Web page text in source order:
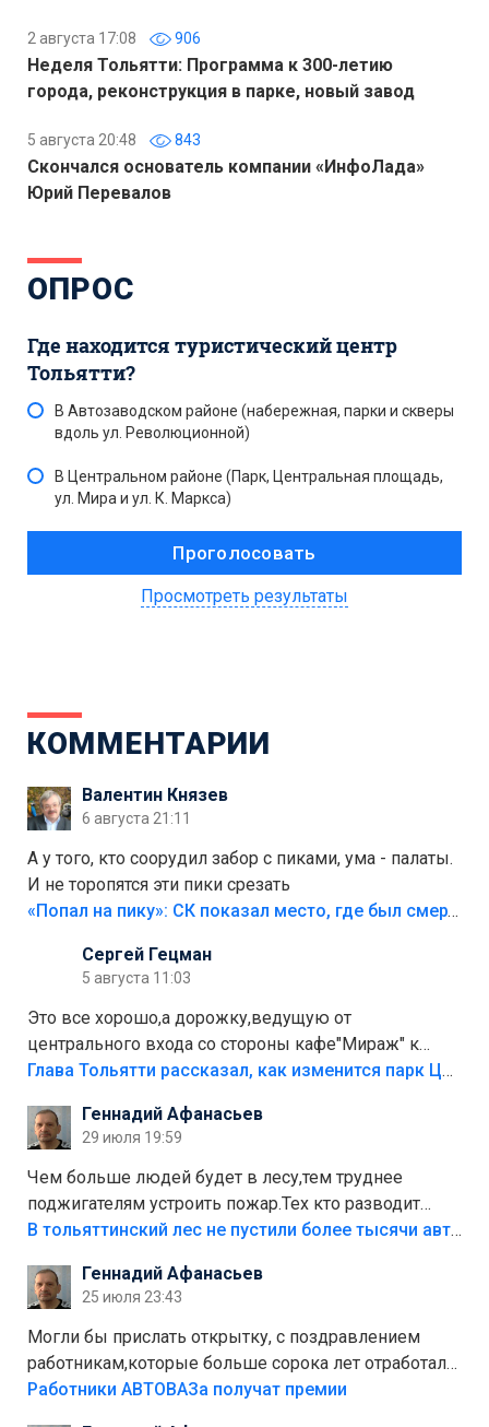
2 августа 17:08 906
Неделя Тольятти: Программа к 300-летию
города, реконструкция в парке, новый завод
5 августа 20:48 843
Скончался основатель компании «ИнфоЛада»
Юрий Перевалов
ОПРОС
Где находится туристический центр
Тольятти?
В Автозаводском районе (набережная, парки и скверы
вдоль ул. Революционной)
В Центральном районе (Парк, Центральная площадь,
ул. Мира и ул. К. Маркса)
Просмотреть результаты
КОММЕНТАРИИ
Валентин Князев
6 августа 21:11
А у того, кто соорудил забор с пиками, ума - палаты.
И не торопятся эти пики срезать
«Попал на пику»: СК показал место, где был смертельно травмирован ребенок в Тольятти
Сергей Гецман
5 августа 11:03
Это все хорошо,а дорожку,ведущую от
центрального входа со стороны кафе"Мираж" к
аттракционам слабо доделать?А то бордюры
лежала в парке и испортилась.Да еще,видимо,часть
украли.
Глава Тольятти рассказал, как изменится парк Центрального района
Геннадий Афанасьев
29 июля 19:59
Чем больше людей будет в лесу,тем труднее
поджигателям устроить пожар.Тех кто разводит
костры,тех надо безбожно штрафовать.Камер полно
Штрафы мизерные.
В тольяттинский лес не пустили более тысячи автомобилей
Геннадий Афанасьев
25 июля 23:43
Могли бы прислать открытку, с поздравлением
работникам,которые больше сорока лет отработали
на предприятии.
Работники АВТОВАЗа получат премии